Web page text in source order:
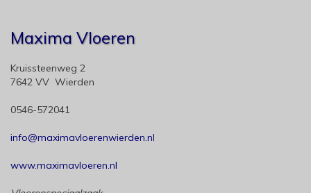
Maxima Vloeren
Kruissteenweg 2
7642 VV Wierden
0546-572041
info@maximavloerenwierden.nl
www.maximavloeren.nl